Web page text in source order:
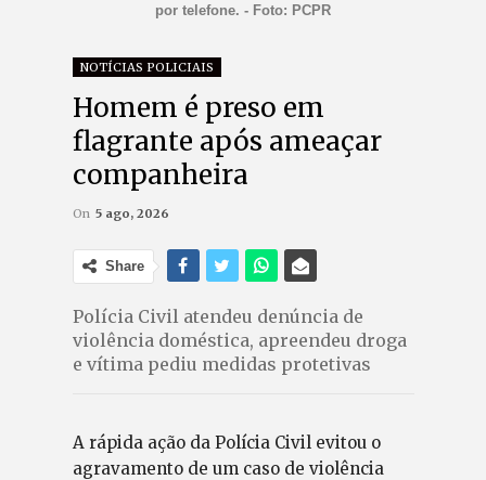
por telefone. - Foto: PCPR
NOTÍCIAS POLICIAIS
Homem é preso em
flagrante após ameaçar
companheira
On 5 ago, 2026
Share
Polícia Civil atendeu denúncia de
violência doméstica, apreendeu droga
e vítima pediu medidas protetivas
A rápida ação da Polícia Civil evitou o
agravamento de um caso de violência